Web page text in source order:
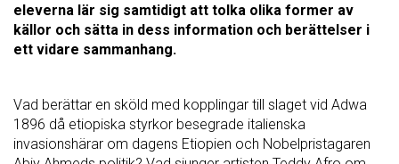
eleverna lär sig samtidigt att tolka olika former av
källor och sätta in dess information och berättelser i
ett vidare sammanhang.
Vad berättar en sköld med kopplingar till slaget vid Adwa
1896 då etiopiska styrkor besegrade italienska
invasionshärar om dagens Etiopien och Nobelpristagaren